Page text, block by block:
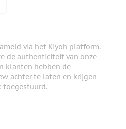
via het Kiyoh platform.
de authenticiteit van onze
klanten hebben de
achter te laten en krijgen
toegestuurd.